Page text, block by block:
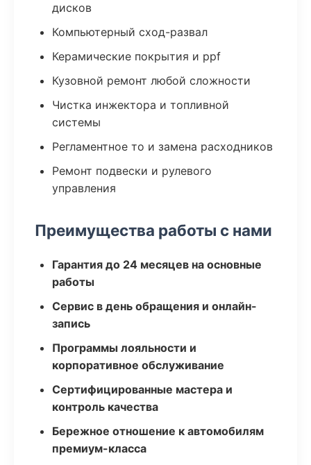
дисков
Компьютерный сход-развал
Керамические покрытия и ppf
Кузовной ремонт любой сложности
Чистка инжектора и топливной
системы
Регламентное то и замена расходников
Ремонт подвески и рулевого
управления
Преимущества работы с нами
Гарантия до 24 месяцев на основные
работы
Сервис в день обращения и онлайн-
запись
Программы лояльности и
корпоративное обслуживание
Сертифицированные мастера и
контроль качества
Бережное отношение к автомобилям
премиум-класса